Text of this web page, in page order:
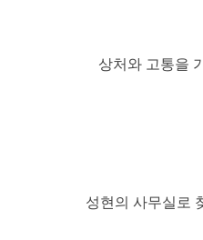
상처와 고통을
성현의 사무실로